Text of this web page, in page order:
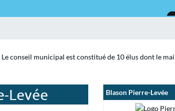
conseil municipal est constitué de 10 élus dont le
Levée Blason Pierre-Levée